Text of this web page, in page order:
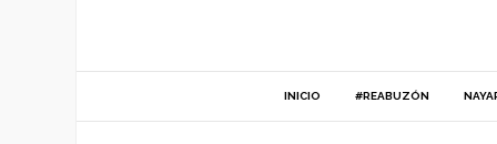
INICIO #REABUZÓN